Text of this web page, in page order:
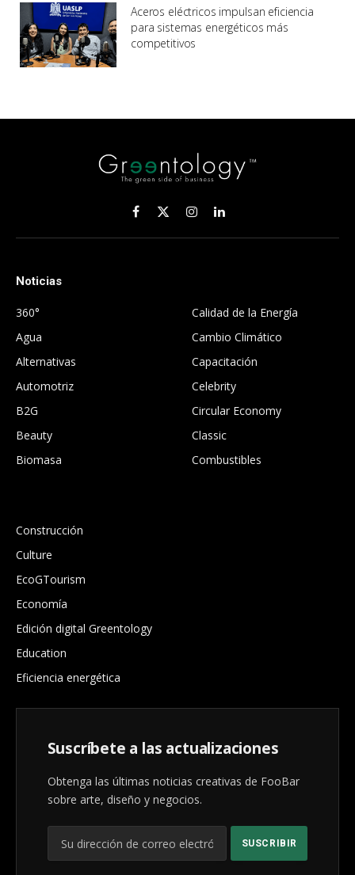
Aceros eléctricos impulsan eficiencia
para sistemas energéticos más
competitivos
Facebook
X
(Twitter)
InstagramLinkedIn
Noticias
360°
Agua
Alternativas
Automotriz
B2G
Beauty
Biomasa
Calidad de la Energía
Cambio Climático
Capacitación
Celebrity
Circular Economy
Classic
Combustibles
Construcción
Culture
EcoGTourism
Economía
Edición digital Greentology
Education
Eficiencia energética
Suscríbete a las actualizaciones
Obtenga las últimas noticias creativas de FooBar
sobre arte, diseño y negocios.